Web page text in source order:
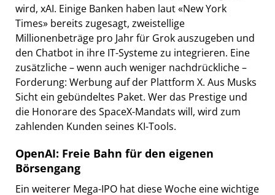
wird, xAI. Einige Banken haben laut «New York
Times» bereits zugesagt, zweistellige
Millionenbeträge pro Jahr für Grok auszugeben und
den Chatbot in ihre IT-Systeme zu integrieren. Eine
zusätzliche – wenn auch weniger nachdrückliche –
Forderung: Werbung auf der Plattform X. Aus Musks
Sicht ein gebündeltes Paket. Wer das Prestige und
die Honorare des SpaceX-Mandats will, wird zum
zahlenden Kunden seines KI-Tools.
OpenAI: Freie Bahn für den eigenen
Börsengang
Ein weiterer Mega-IPO hat diese Woche eine wichtige